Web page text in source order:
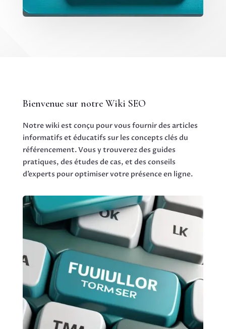
Bienvenue sur notre Wiki SEO
Notre wiki est conçu pour vous fournir des articles
informatifs et éducatifs sur les concepts clés du
référencement. Vous y trouverez des guides
pratiques, des études de cas, et des conseils
d’experts pour optimiser votre présence en ligne.